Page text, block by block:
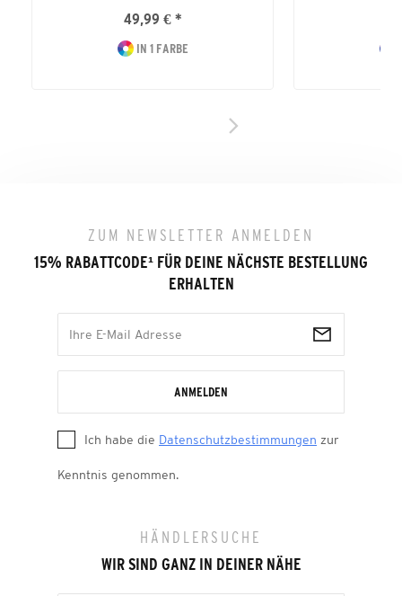
49,99 € *
IN 1 FARBE
ZUM NEWSLETTER ANMELDEN
15% RABATTCODE¹ FÜR DEINE NÄCHSTE BESTELLUNG
ERHALTEN
ANMELDEN
Ich habe die Datenschutzbestimmungen zur
Kenntnis genommen.
HÄNDLERSUCHE
WIR SIND GANZ IN DEINER NÄHE